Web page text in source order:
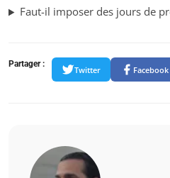
Faut-il imposer des jours de
Partager :
Twitter Facebook